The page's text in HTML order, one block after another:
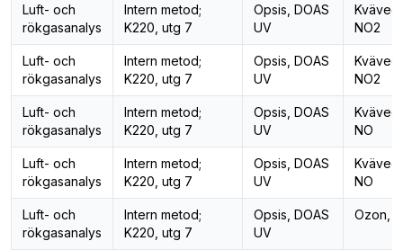
Luft- och
rökgasanalys
Intern metod;
K220, utg 7
Opsis, DOAS
UV
NO2
Luft- och
rökgasanalys
Intern metod;
K220, utg 7
Opsis, DOAS
UV
NO2
Luft- och
rökgasanalys
Intern metod;
K220, utg 7
Opsis, DOAS
UV
NO
Luft- och
rökgasanalys
Intern metod;
K220, utg 7
Opsis, DOAS
UV
NO
Luft- och
rökgasanalys
Intern metod;
K220, utg 7
Opsis, DOAS
UV
Ozon,